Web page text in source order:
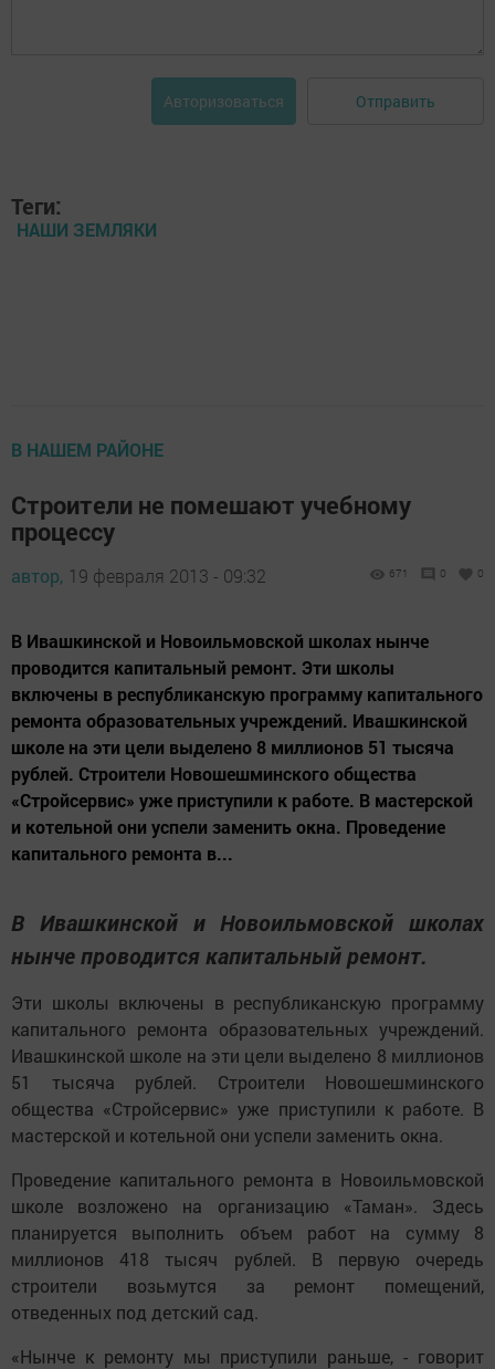
Авторизоваться Отправить
Теги:
НАШИ ЗЕМЛЯКИ
В НАШЕМ РАЙОНЕ
Строители не помешают учебному
процессу
автор, 19 февраля 2013 - 09:32 671 0 0
В Ивашкинской и Новоильмовской школах нынче
проводится капитальный ремонт. Эти школы
включены в республиканскую программу капитального
ремонта образовательных учреждений. Ивашкинской
школе на эти цели выделено 8 миллионов 51 тысяча
рублей. Строители Новошешминского общества
«Стройсервис» уже приступили к работе. В мастерской
и котельной они успели заменить окна. Проведение
капитального ремонта в...
В Ивашкинской и Новоильмовской школах
нынче проводится капитальный ремонт.
Эти школы включены в республиканскую программу
капитального ремонта образовательных учреждений.
Ивашкинской школе на эти цели выделено 8 миллионов
51 тысяча рублей. Строители Новошешминского
общества «Стройсервис» уже приступили к работе. В
мастерской и котельной они успели заменить окна.
Проведение капитального ремонта в Новоильмовской
школе возложено на организацию «Таман». Здесь
планируется выполнить объем работ на сумму 8
миллионов 418 тысяч рублей. В первую очередь
строители возьмутся за ремонт помещений,
отведенных под детский сад.
«Нынче к ремонту мы приступили раньше, - говорит